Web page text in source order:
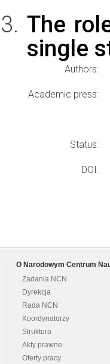
The
single
Authors:
Academic press:
Status:
DOI:
O Narodowym Centrum
Zadania NCN
Dyrekcja
Rada NCN
Koordynatorzy
Struktura
Akty prawne
Oferty pracy